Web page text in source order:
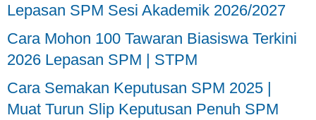
Lepasan SPM Sesi Akademik 2026/2027
Cara Mohon 100 Tawaran Biasiswa Terkini
2026 Lepasan SPM | STPM
Cara Semakan Keputusan SPM 2025 |
Muat Turun Slip Keputusan Penuh SPM